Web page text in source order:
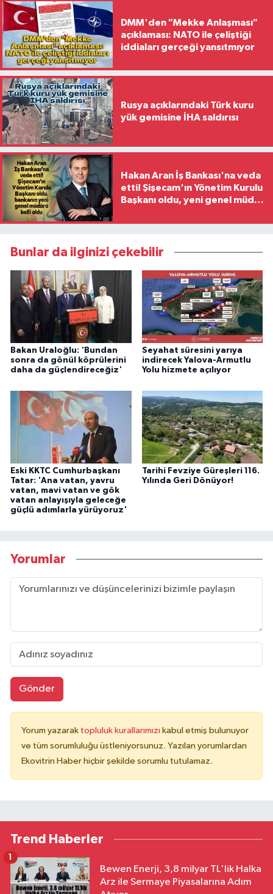
DMM'den "Mekke Anlaşması"
açıklaması: NATO ile çeliştiği
iddiaları gerçeği yansıtmıyor
Rusya açıklarındaki Türk kuru
yük gemisine İHA saldırısı
Hakan Aran İş Bankası'na veda
etti! Şişecam'ın Yönetim Kurulu
Başkanı oldu, yeni genel müdür
Bunlar da ilginizi çekebilir
Bakan Uraloğlu: 'Bundan
sonra da gönül köprülerini
daha da güçlendireceğiz'
Seyahat süresini yarıya
indirecek Yalova-Armutlu
Yolu hizmete açılıyor
Eski KKTC Cumhurbaşkanı
Tatar: 'Ana vatan, yavru
vatan, mavi vatan ve gök
vatan anlayışıyla geleceğe
güçlü adımlarla yürüyoruz'
Tarihi Fevziye Güreşleri 116.
Yılında Geri Dönüyor!
Yorumlar
Gönder
Yorum yazarak topluluk kurallarımızı kabul etmiş bulunuyor
ve tüm sorumluluğu üstleniyorsunuz. Yazılan yorumlardan
Ekovitrin Haber hiçbir şekilde sorumlu tutulamaz.
Trend Haberler
Bewen Enerji, 3,8 milyar TL'lik Halka
Arz ile Sermaye Piyasalarına Adım
1